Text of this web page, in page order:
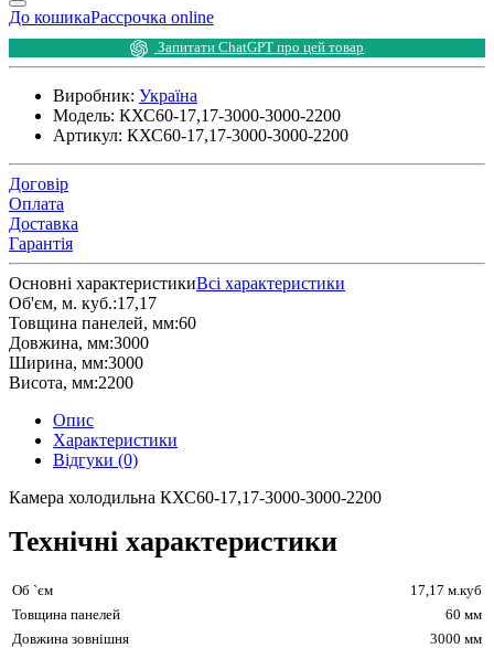
До кошикаРассрочка online
Запитати ChatGPT про цей товар
Виробник: Україна
Модель: КХС60-17,17-3000-3000-2200
Артикул: КХС60-17,17-3000-3000-2200
Договір
Оплата
Доставка
Гарантія
Основні характеристикиВсі характеристики
Об'єм, м. куб.:17,17
Товщина панелей, мм:60
Довжина, мм:3000
Ширина, мм:3000
Висота, мм:2200
Опис
Характеристики
Відгуки (0)
Камера холодильна КХС60-17,17-3000-3000-2200
Технічні характеристики
Об `єм
17,17 м.куб
Товщина панелей
60 мм
Довжина зовнішня
3000 мм